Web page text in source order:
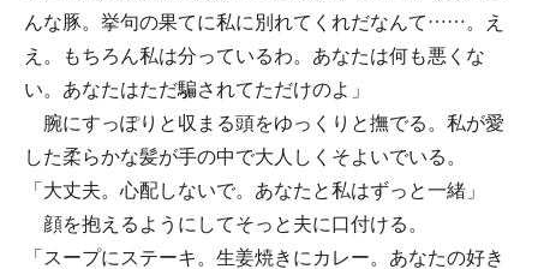
んな豚。挙句の果てに私に別れてくれだなんて……。え
え。もちろん私は分っているわ。あなたは何も悪くな
い。あなたはただ騙されてただけのよ」
腕にすっぽりと収まる頭をゆっくりと撫でる。私が愛
した柔らかな髪が手の中で大人しくそよいでいる。
「大丈夫。心配しないで。あなたと私はずっと一緒」
顔を抱えるようにしてそっと夫に口付ける。
「スープにステーキ。生姜焼きにカレー。あなたの好き